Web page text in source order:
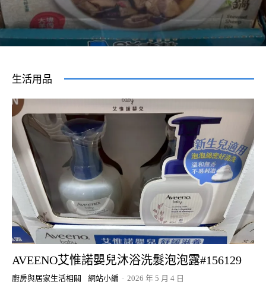
生活用品
AVEENO艾惟諾嬰兒沐浴洗髮泡泡露#156129
廚房與居家生活相關 網站小編 - 2026 年 5 月 4 日